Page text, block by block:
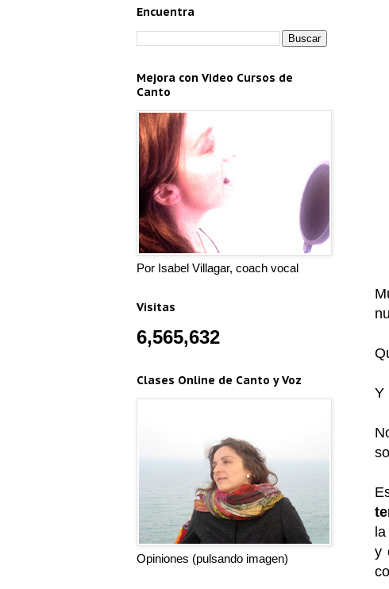
Y
y
Encuentra
Mejora con Video Cursos de
Canto
Por Isabel Villagar, coach vocal
Visitas
6,565,632
Clases Online de Canto y Voz
Opiniones (pulsando imagen)